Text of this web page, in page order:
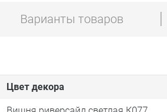
Варианты товаров
Цвет декора